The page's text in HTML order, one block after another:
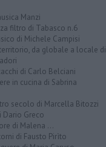
Manzi
filtro di Tabasco n.6
di Michele Campisi
da globale a locale di
di Carlo Belciani
in cucina di Sabrina
secolo di Marcella Bitozzi
Dario Greco
di Malena ...
di Fausto Pirìto